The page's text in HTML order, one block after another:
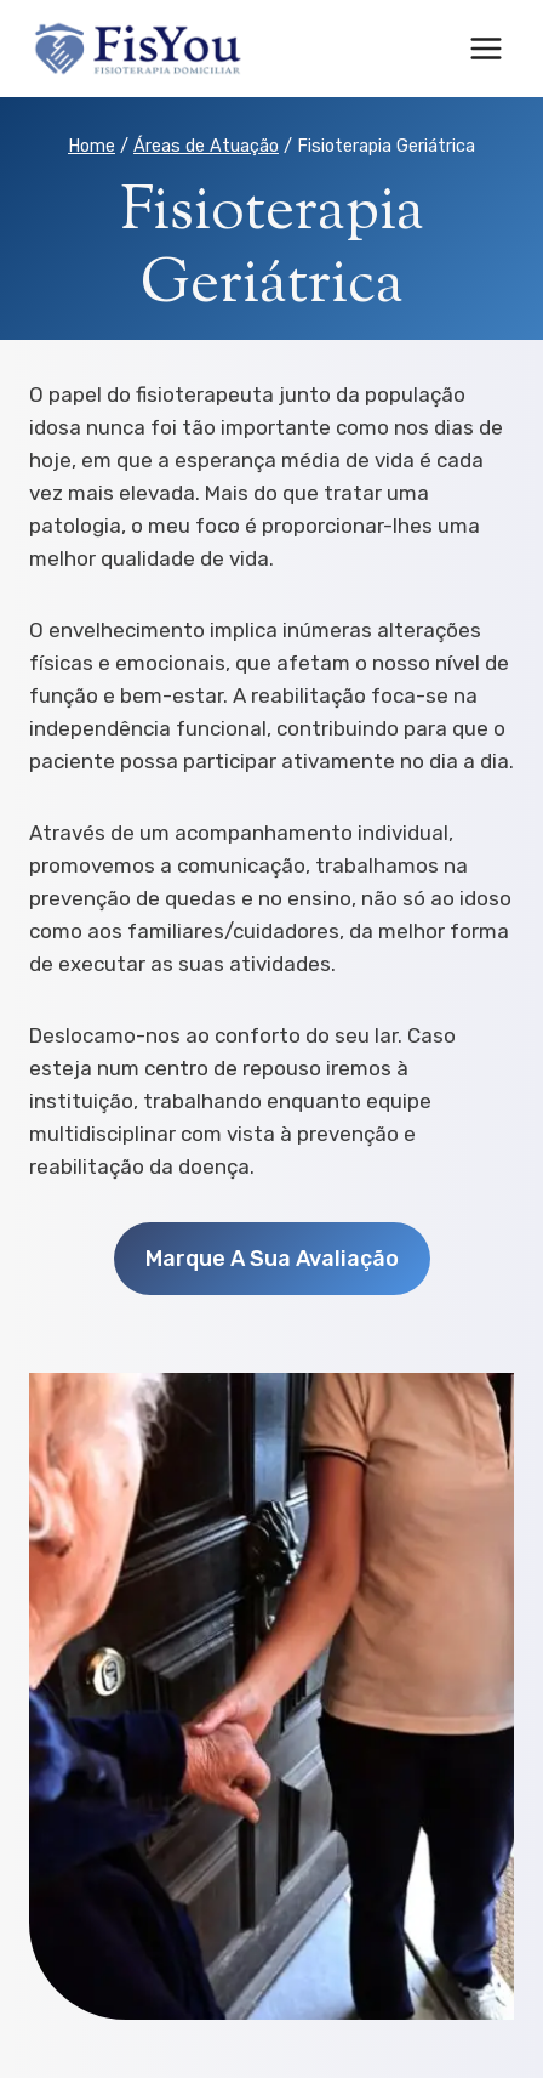
content
Home / Áreas de Atuação / Fisioterapia Geriátrica
Fisioterapia
Geriátrica
O papel do fisioterapeuta junto da população
idosa nunca foi tão importante como nos dias de
hoje, em que a esperança média de vida é cada
vez mais elevada. Mais do que tratar uma
patologia, o meu foco é proporcionar-lhes uma
melhor qualidade de vida.
O envelhecimento implica inúmeras alterações
físicas e emocionais, que afetam o nosso nível de
função e bem-estar. A reabilitação foca-se na
independência funcional, contribuindo para que o
paciente possa participar ativamente no dia a dia.
Através de um acompanhamento individual,
promovemos a comunicação, trabalhamos na
prevenção de quedas e no ensino, não só ao idoso
como aos familiares/cuidadores, da melhor forma
de executar as suas atividades.
Deslocamo-nos ao conforto do seu lar. Caso
esteja num centro de repouso iremos à
instituição, trabalhando enquanto equipe
multidisciplinar com vista à prevenção e
reabilitação da doença.
Marque A Sua Avaliação